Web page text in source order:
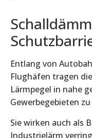
Entlang von
Flughäfen tragen
Lärmpegel in nahe
Gewerbegebieten
Sie wirken auch als
Industrielärm